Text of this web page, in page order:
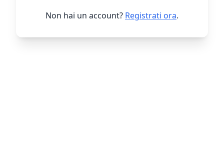
Non hai un account? Registrati ora.